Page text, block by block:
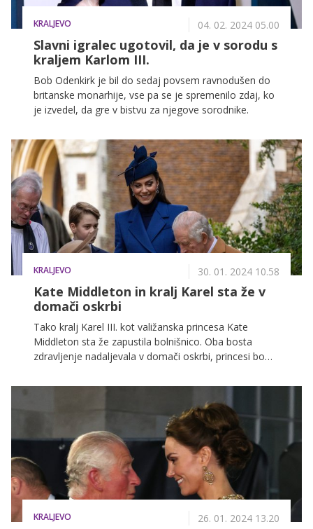
KRALJEVO 04. 02. 2024 05.00
Slavni igralec ugotovil, da je v sorodu s
kraljem Karlom III.
Bob Odenkirk je bil do sedaj povsem ravnodušen do
britanske monarhije, vse pa se je spremenilo zdaj, ko
je izvedel, da gre v bistvu za njegove sorodnike.
KRALJEVO 30. 01. 2024 10.58
Kate Middleton in kralj Karel sta že v
domači oskrbi
Tako kralj Karel III. kot valižanska princesa Kate
Middleton sta že zapustila bolnišnico. Oba bosta
zdravljenje nadaljevala v domači oskrbi, princesi bo
ob strani stoji kraljica Camilla.
KRALJEVO 26. 01. 2024 13.20